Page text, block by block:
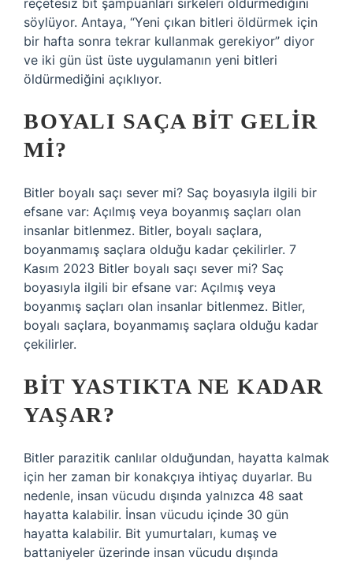
reçetesiz bit şampuanları sirkeleri öldürmediğini
söylüyor. Antaya, “Yeni çıkan bitleri öldürmek için
bir hafta sonra tekrar kullanmak gerekiyor” diyor
ve iki gün üst üste uygulamanın yeni bitleri
öldürmediğini açıklıyor.
BOYALI SAÇA BIT GELIR
MI?
Bitler boyalı saçı sever mi? Saç boyasıyla ilgili bir
efsane var: Açılmış veya boyanmış saçları olan
insanlar bitlenmez. Bitler, boyalı saçlara,
boyanmamış saçlara olduğu kadar çekilirler. 7
Kasım 2023 Bitler boyalı saçı sever mi? Saç
boyasıyla ilgili bir efsane var: Açılmış veya
boyanmış saçları olan insanlar bitlenmez. Bitler,
boyalı saçlara, boyanmamış saçlara olduğu kadar
çekilirler.
BIT YASTIKTA NE KADAR
YAŞAR?
Bitler parazitik canlılar olduğundan, hayatta kalmak
için her zaman bir konakçıya ihtiyaç duyarlar. Bu
nedenle, insan vücudu dışında yalnızca 48 saat
hayatta kalabilir. İnsan vücudu içinde 30 gün
hayatta kalabilir. Bit yumurtaları, kumaş ve
battaniyeler üzerinde insan vücudu dışında